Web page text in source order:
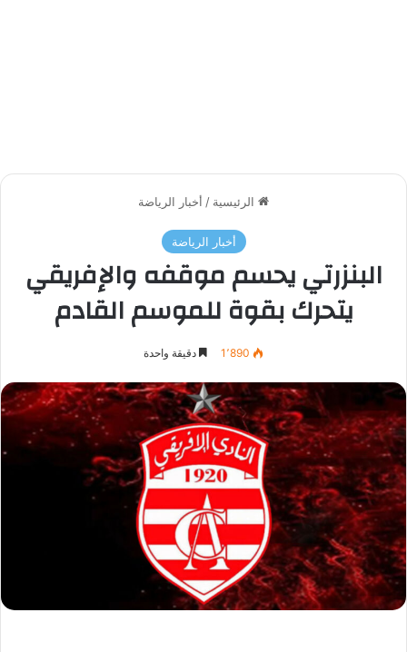
الرئيسية / أخبار الرياضة
أخبار الرياضة
البنزرتي يحسم موقفه والإفريقي
يتحرك بقوة للموسم القادم
1٬890 دقيقة واحدة